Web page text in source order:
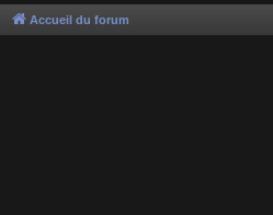
Accueil du forum